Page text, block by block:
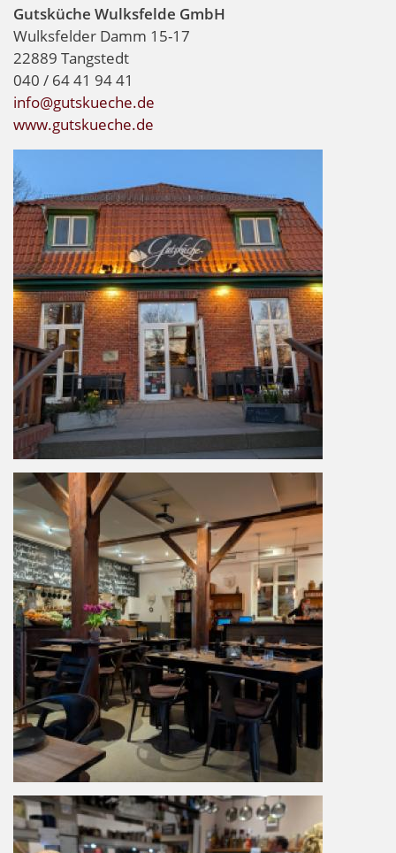
Gutsküche Wulksfelde GmbH
Wulksfelder Damm 15-17
22889 Tangstedt
040 / 64 41 94 41
info@gutskueche.de
www.gutskueche.de